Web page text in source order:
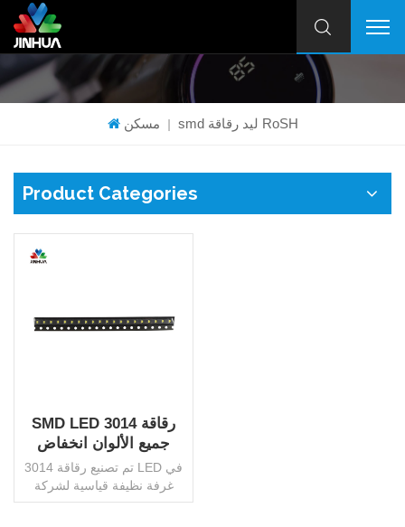
مسكن | smd ليد رقاقة RoSH
Product Categories
SMD LED 3014 رقاقة
جميع الألوان انخفاض
استهلاك الطاقة المبيعات
الساخنة
تم تصنيع رقاقة 3014 LED في
غرفة نظيفة قياسية لشركة
Jinhua بواسطة آلة SMT